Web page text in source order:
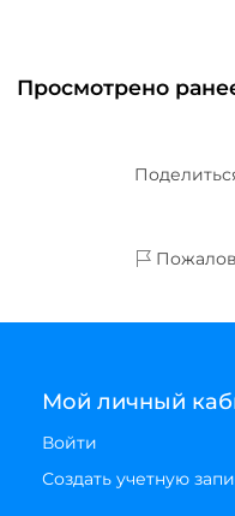
Просмотрено
Мой личный
Войти
Создать учетную